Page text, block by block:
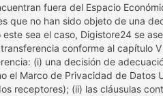
fuera del Espacio
que no han sido objeto de una
este sea el caso, Digistore24 se
conforme al capítulo
(i) una decisión de
el Marco de Privacidad de Datos
receptores); (ii) las cláusulas